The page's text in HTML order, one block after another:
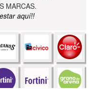
MARCAS.
aquí!!